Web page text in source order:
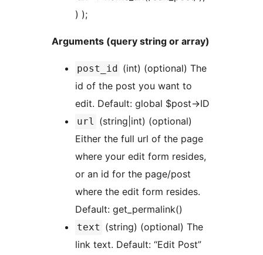
) );
Arguments (query string or array)
post_id (int) (optional) The
id of the post you want to
edit. Default: global $post->ID
url (string|int) (optional)
Either the full url of the page
where your edit form resides,
or an id for the page/post
where the edit form resides.
Default: get_permalink()
text (string) (optional) The
link text. Default: “Edit Post”